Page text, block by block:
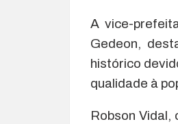
A vice-
Gedeon,
histórico
qualidade à
Robson